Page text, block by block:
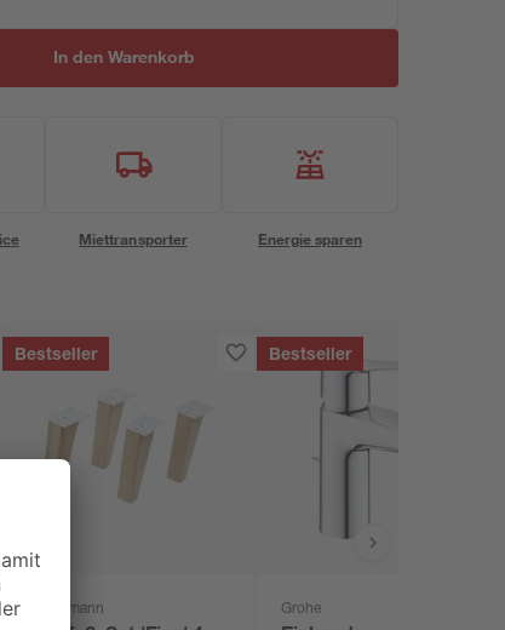
In den Warenkorb
Miettransporter Energie sparen
Bestseller
Fackelmann
Bestseller
Grohe